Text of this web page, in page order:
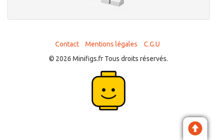
Contact Mentions légales
C.G.U
© 2026 Minifigs.fr Tous droits réservés.